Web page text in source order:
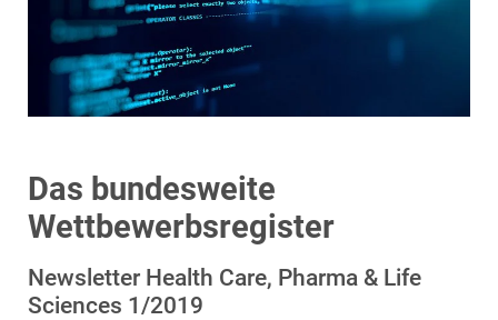
Das bundesweite
Wettbewerbsregister
Newsletter Health Care, Pharma & Life
Sciences 1/2019